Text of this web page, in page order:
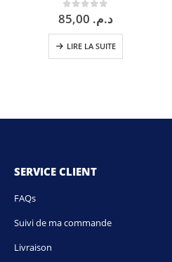
0sur 5د.م.
LIRE LA SUITE
SERVICE CLIENT
FAQs
Suivi de ma commande
Livraison